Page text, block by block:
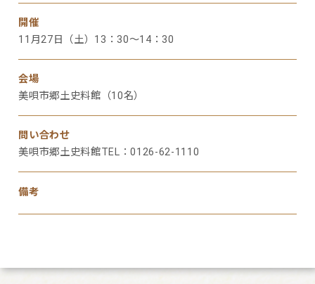
開催
11月27日（土）13：30～14：30
会場
美唄市郷土史料館（10名）
問い合わせ
美唄市郷土史料館TEL：0126-62-1110
備考